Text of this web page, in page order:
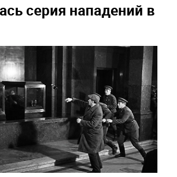
серия нападений в